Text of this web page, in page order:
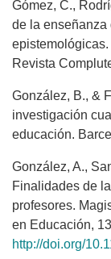
Gómez, C.,
de la
Revista
González, B., &
investigación
educación.
González, A.,
Finalidades de
profesores.
en Educación,
http://doi.org/